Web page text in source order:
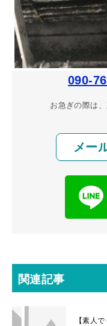
090-
お急ぎの際は
メー
関連記事
【素人